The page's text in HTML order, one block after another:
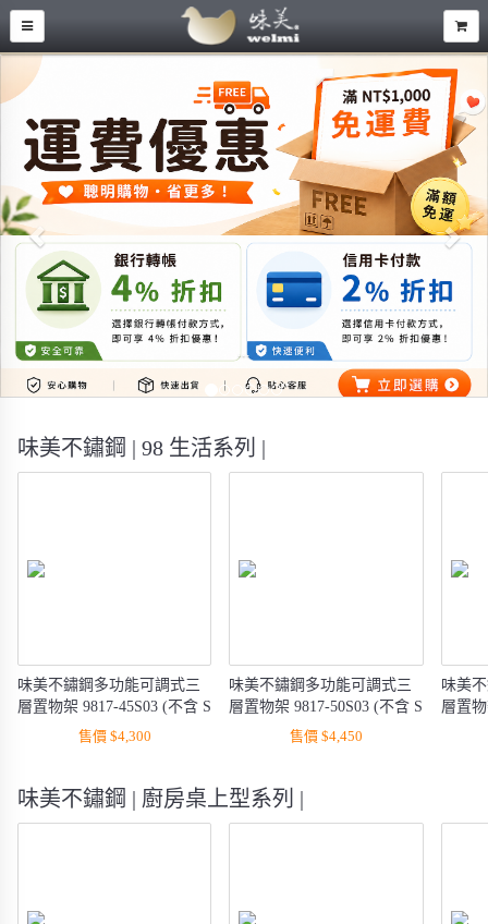
...
Previous
味美不鏽鋼 | 98 生活系列 |
味美不鏽鋼多功能可調式三
層置物架 9817-45S03 (不含 S
勾, 側掛桿, 衣架)
售價 $4,300
味美不鏽鋼多功能可調式三
層置物架 9817-50S03 (不含 S
售價 $4,450
味美
層置
味美不鏽鋼 | 廚房桌上型系列 |